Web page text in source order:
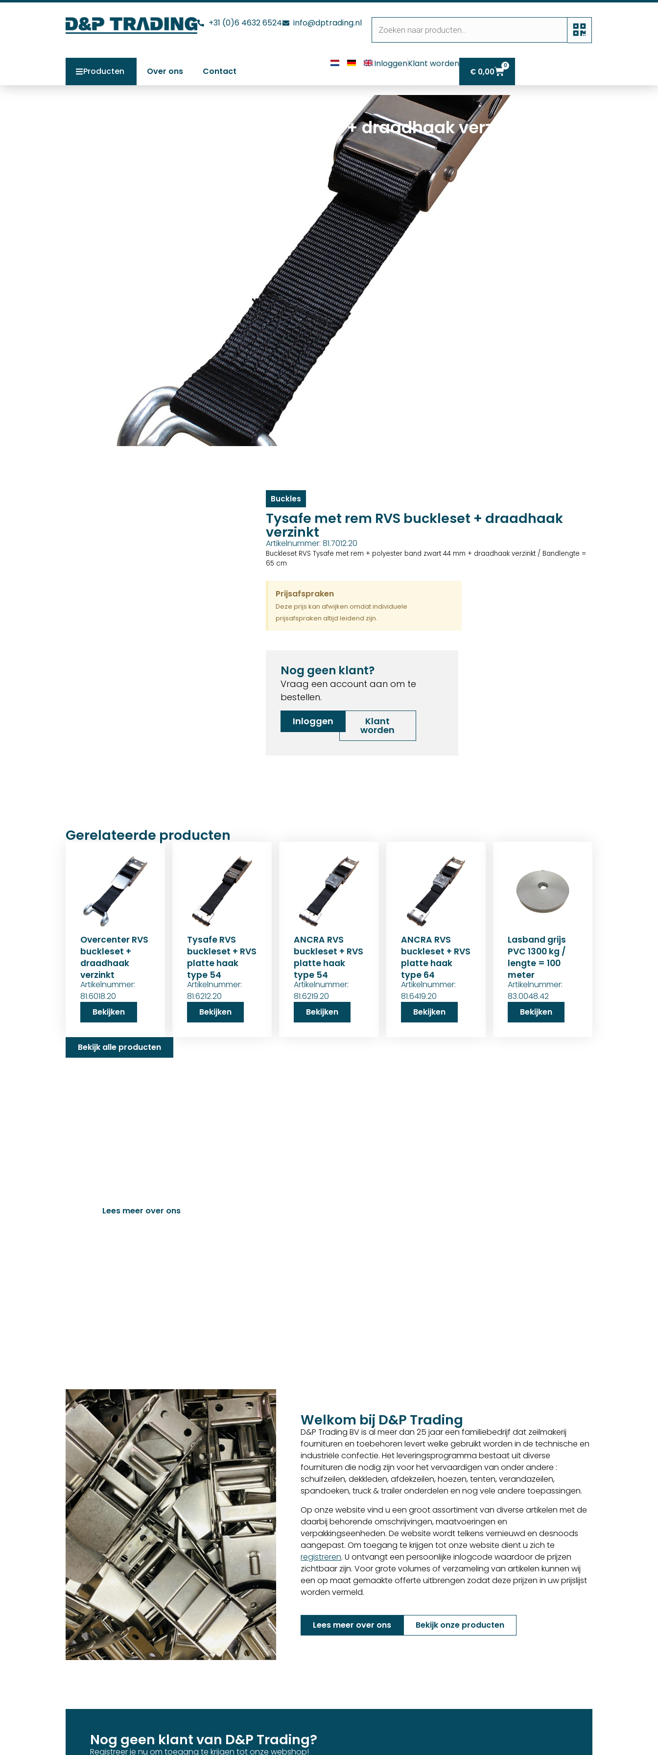
+31 (0)6 4632 6524 info@dptrading.nl
Producten Over ons Contact
InloggenKlant worden
€ 0,00
0
Tysafe met rem RVS buckleset + draadhaak verzinkt
Buckles
Tysafe met rem RVS buckleset + draadhaak
verzinkt
Artikelnummer: 81.7012.20
Buckleset RVS Tysafe met rem + polyester band zwart 44 mm + draadhaak verzinkt / Bandlengte =
65 cm
Prijsafspraken
Deze prijs kan afwijken omdat individuele
prijsafspraken altijd leidend zijn.
Nog geen klant?
Vraag een account aan om te
bestellen.
Inloggen
Klant
worden
Gerelateerde producten
Overcenter RVS
buckleset +
draadhaak
verzinkt
Artikelnummer:
81.6018.20
Bekijken
Tysafe RVS
buckleset + RVS
platte haak
type 54
Artikelnummer:
81.6212.20
Bekijken
ANCRA RVS
buckleset + RVS
platte haak
type 54
Artikelnummer:
81.6219.20
Bekijken
ANCRA RVS
buckleset + RVS
platte haak
type 64
Artikelnummer:
81.6419.20
Bekijken
Lasband grijs
PVC 1300 kg /
lengte = 100
meter
Artikelnummer:
83.0048.42
Bekijken
Bekijk alle producten
Lees meer over ons
Welkom bij D&P Trading
D&P Trading BV is al meer dan 25 jaar een familiebedrijf dat zeilmakerij
fournituren en toebehoren levert welke gebruikt worden in de technische en
industriële confectie. Het leveringsprogramma bestaat uit diverse
fournituren die nodig zijn voor het vervaardigen van onder andere :
schuifzeilen, dekkleden, afdekzeilen, hoezen, tenten, verandazeilen,
spandoeken, truck & trailer onderdelen en nog vele andere toepassingen.
Op onze website vind u een groot assortiment van diverse artikelen met de
daarbij behorende omschrijvingen, maatvoeringen en
verpakkingseenheden. De website wordt telkens vernieuwd en desnoods
aangepast. Om toegang te krijgen tot onze website dient u zich te
registreren. U ontvangt een persoonlijke inlogcode waardoor de prijzen
zichtbaar zijn. Voor grote volumes of verzameling van artikelen kunnen wij
een op maat gemaakte offerte uitbrengen zodat deze prijzen in uw prijslijst
worden vermeld.
Lees meer over ons Bekijk onze producten
Nog geen klant van D&P Trading?
Registreer je nu om toegang te krijgen tot onze webshop!